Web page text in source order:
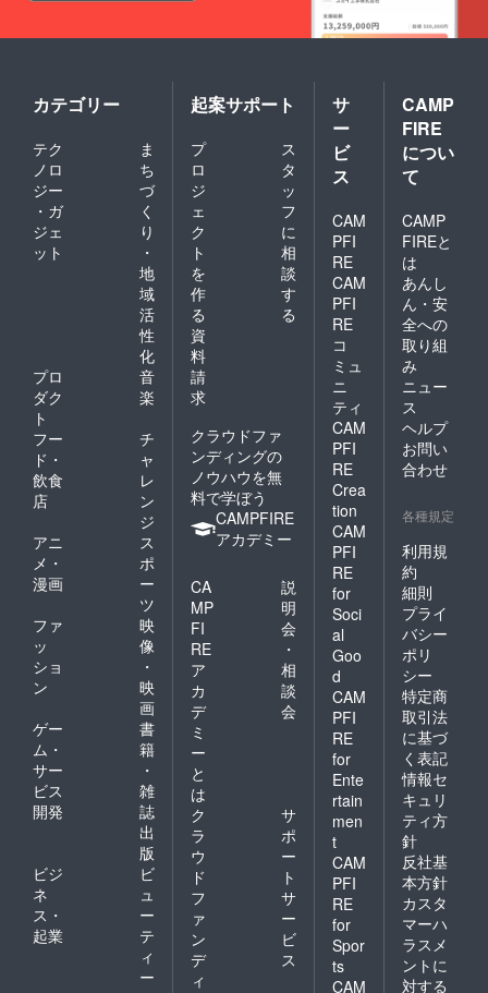
カテゴリー
テク
ノロ
ジー
・ガ
ジェ
ット
ま
ち
づ
く
り
・
地
域
活
性
化
プロ
ダク
ト
音
楽
フー
ド・
飲食
店
チ
ャ
レ
ン
ジ
アニ
メ・
漫画
ス
ポ
ー
ツ
ファ
ッ
ショ
ン
映
像
・
映
画
ゲー
ム・
サー
ビス
開発
書
籍
・
雑
誌
出
版
ビジ
ネ
ス・
起業
ビ
ュ
ー
テ
ィ
ー
起案サポート
プ
ロ
ジ
ェ
ク
ト
を
作
る
ス
タ
ッ
フ
に
相
談
す
る
資
料
請
求
クラウドファ
ンディングの
ノウハウを無
料で学ぼう
CAMPFIRE
アカデミー
CA
MP
FI
RE
ア
カ
デ
ミ
ー
と
は
説
明
会
・
相
談
会
ク
ラ
ウ
ド
フ
ァ
ン
デ
ィ
サ
ポ
ー
ト
サ
ー
ビ
ス
サ
ー
ビ
ス
CAM
PFI
RE
CAM
PFI
RE
コ
ミュ
ニ
ティ
CAM
PFI
RE
Crea
tion
CAM
PFI
RE
for
Soci
al
Goo
d
CAM
PFI
RE
for
Ente
rtain
men
t
CAM
PFI
RE
for
Spor
ts
CAM
CAMP
FIRE
につい
て
CAMP
FIREと
は
あんし
ん・安
全への
取り組
み
ニュー
ス
ヘルプ
お問い
合わせ
各種規定
利用規
約
細則
プライ
バシー
ポリ
シー
特定商
取引法
に基づ
く表記
情報セ
キュリ
ティ方
針
反社基
本方針
カスタ
マーハ
ラスメ
ントに
対する